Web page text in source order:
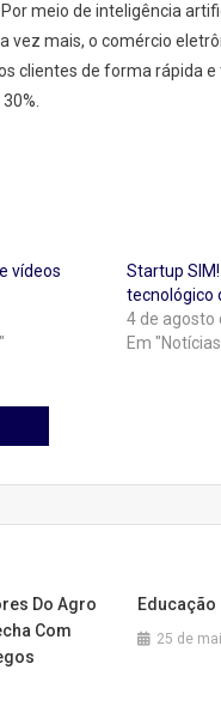
meio de inteligência
vez mais, o comércio
clientes de forma rápida
vídeos
Startup
tecnológico
4 de agosto
Em
Do Agro
Com
Educação
25 de